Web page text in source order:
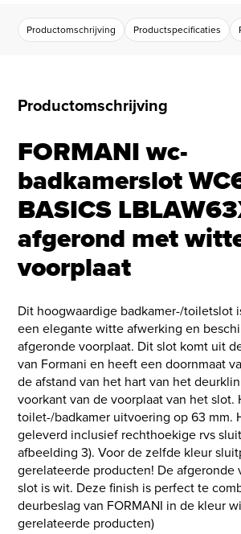
Productomschrijving Productspecificaties
Productomschrijving
FORMANI wc-
badkamerslot
BASICS
afgerond met
voorplaat
Dit hoogwaardige badkamer-/toiletslot
een elegante witte afwerking en
afgeronde voorplaat. Dit slot komt uit
van Formani en heeft een doornmaat
de afstand van het hart van het
voorkant van de voorplaat van het slot.
toilet-/badkamer uitvoering op 63 mm.
geleverd inclusief rechthoekige rvs
afbeelding 3). Voor de zelfde kleur
gerelateerde producten! De afgeronde
slot is wit. Deze finish is perfect te
deurbeslag van FORMANI in de kleur
gerelateerde producten)